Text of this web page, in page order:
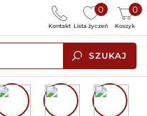
SZUKAJ
0
Lista życzeń
0
Koszyk
Kontakt